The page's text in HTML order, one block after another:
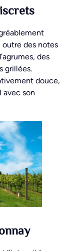
des notes
des
grillées.
douce,
avec son